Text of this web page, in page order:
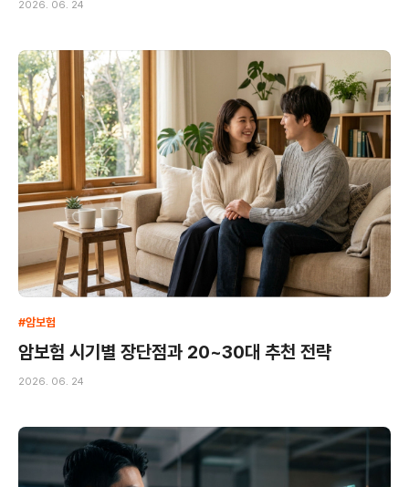
2026. 06. 24
#암보험
암보험 시기별 장단점과 20~30대 추천 전략
2026. 06. 24